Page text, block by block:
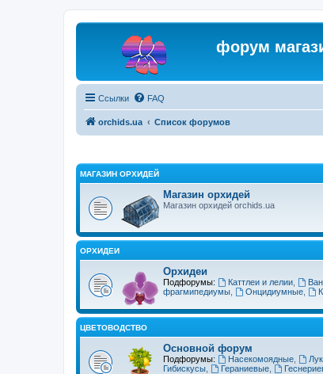
форум
Ссылки FAQ
orchids.ua Список форумов
МАГАЗИН ОРХИДЕЙ
Магазин орхидей
Магазин орхидей orchids.ua
ОРХИДЕИ
Орхидеи
Подфорумы: Каттлеи и лелии,
фрагмипедиумы
Онцидиумные,
ЦВЕТОВОДСТВО
Основной форум
Подфорумы: Насекомоядные,
Гибискусы
Гераниевые,